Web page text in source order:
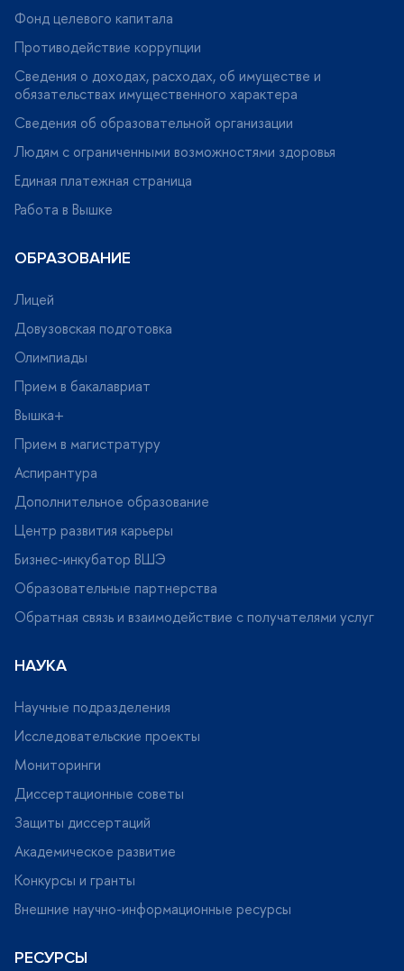
Фонд целевого капитала
Противодействие коррупции
Сведения о доходах, расходах, об имуществе и
обязательствах имущественного характера
Сведения об образовательной организации
Людям с ограниченными возможностями здоровья
Единая платежная страница
Работа в Вышке
ОБРАЗОВАНИЕ
Лицей
Довузовская подготовка
Олимпиады
Прием в бакалавриат
ышка+
Прием в магистратуру
Аспирантура
Дополнительное образование
Центр развития карьеры
Бизнес-инкубатор ВШЭ
Образовательные партнерства
Обратная связь и взаимодействие с получателями услу
НАУКА
Научные подразделения
Исследовательские проекты
Мониторинги
Диссертационные советы
Защиты диссертаций
Академическое развитие
Конкурсы и гранты
нешние научно-информационные ресурсы
РЕСУРСЫ